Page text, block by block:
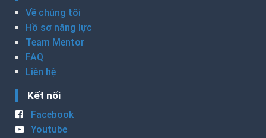
Về chúng tôi
Hồ sơ năng lực
Team Mentor
FAQ
Liên hệ
Kết nối
Facebook
Youtube